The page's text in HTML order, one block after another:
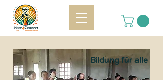
Bildung für alle